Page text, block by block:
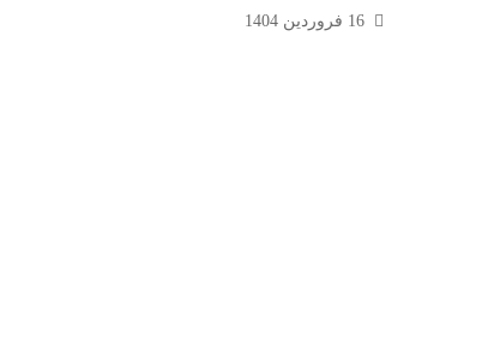
16 فروردین 1404